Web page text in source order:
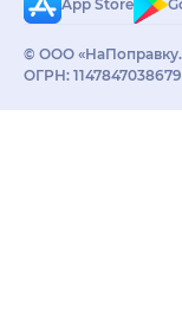
App Store
© ООО
ОГРН: 1147847038679